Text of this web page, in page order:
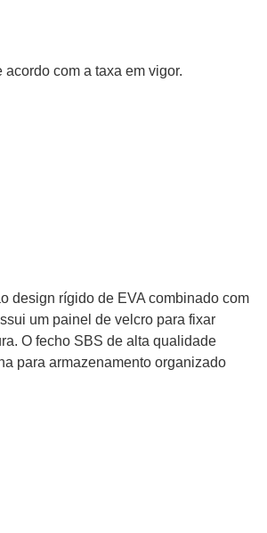
com a taxa em vigor.
design rígido de EVA combinado com
um painel de velcro para fixar
O fecho SBS de alta qualidade
para armazenamento organizado